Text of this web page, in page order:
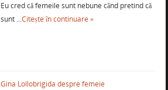
Eu cred că femeile sunt nebune când pretind că
sunt …Citește în continuare »
Gina Lollobrigida despre femeie